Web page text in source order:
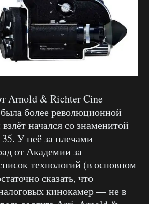
Arnold & Richter Cine
более революционной
начался со знаменитой
У неё за плечами
от Академии за
технологий (в основном
сказать, что
кинокамер — не в